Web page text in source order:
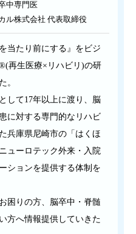
中専門医
ル株式会社 代表取締役
当たり前にする』をビジ
再生医療×リハビリ)の研
。
して17年以上に渡り、脳
に対する専門的なリハビ
兵庫県尼崎市の「はくほ
ューロテック外来・入院
ションを提供する体制を
困りの方、脳卒中・脊髄
方へ情報提供していきた